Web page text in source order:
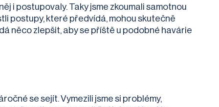
i postupovaly. Taky jsme zkoumali samotnou
postupy, které předvídá, mohou skutečně
něco zlepšit, aby se příště u podobné havárie
se sejít. Vymezili jsme si problémy,